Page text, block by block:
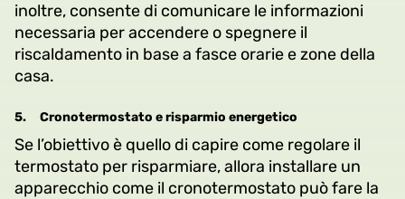
inoltre, consente di comunicare le informazioni
necessaria per accendere o spegnere il
riscaldamento in base a fasce orarie e zone della
casa.
5. Cronotermostato e risparmio energetico
Se l’obiettivo è quello di capire come regolare il
termostato per risparmiare, allora installare un
apparecchio come il cronotermostato può fare la